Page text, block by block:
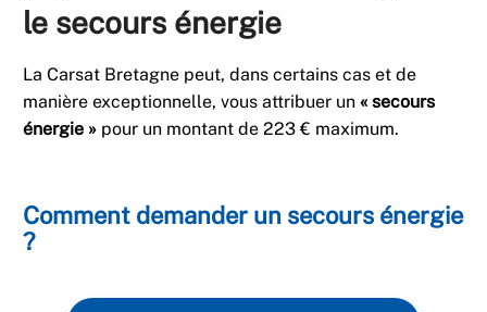
le secours énergie
La Carsat Bretagne peut, dans certains cas et de
manière exceptionnelle, vous attribuer un « secours
énergie » pour un montant de 223 € maximum.
Comment demander un secours énergie
?